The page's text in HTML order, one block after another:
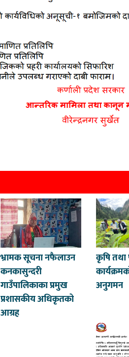
भ्रामक सूचना नफैलाउन
कनकासुन्दरी
गाउँपालिकाका प्रमुख
प्रशासकीय अधिकृतको
आग्रह
कृषि
अनुगमन